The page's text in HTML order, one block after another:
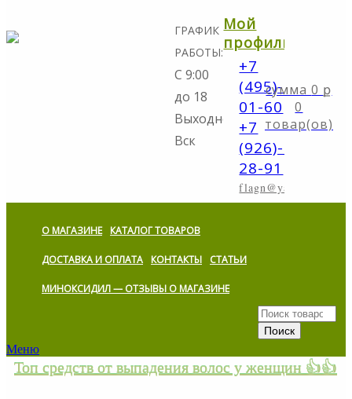
ГРАФИК
РАБОТЫ:
С 9:00
до 18
Выходной:
Вск
Мой
профиль
+7
(495)-298-
01-60
+7
(926)-773-
28-91
flagn@yandex.ru
0 ք
0
товар(ов)
О МАГАЗИНЕ КАТАЛОГ ТОВАРОВ
ДОСТАВКА И ОПЛАТА КОНТАКТЫ СТАТЬИ
МИНОКСИДИЛ — ОТЗЫВЫ О МАГАЗИНЕ
Меню
Топ средств от выпадения волос у женщин 👍👍